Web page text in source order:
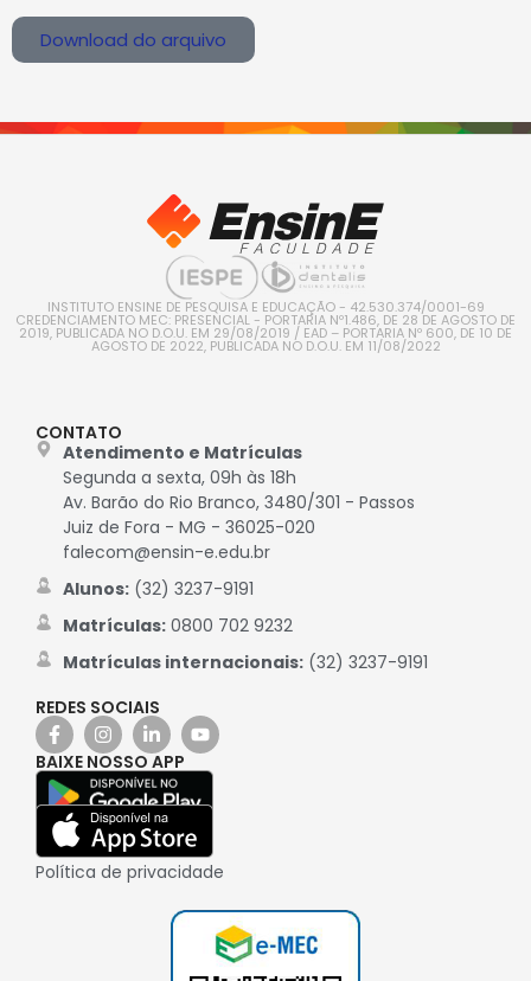
Download do arquivo
INSTITUTO ENSINE DE PESQUISA E EDUCAÇÃO - 42.530.374/0001-69
CREDENCIAMENTO MEC: PRESENCIAL - PORTARIA Nº1.486, DE 28 DE AGOSTO DE
2019, PUBLICADA NO D.O.U. EM 29/08/2019 / EAD – PORTARIA Nº 600, DE 10 DE
AGOSTO DE 2022, PUBLICADA NO D.O.U. EM 11/08/2022
CONTATO
Atendimento e Matrículas
Segunda a sexta, 09h às 18h
Av. Barão do Rio Branco, 3480/301 - Passos
Juiz de Fora - MG - 36025-020
falecom@ensin-e.edu.br
Alunos:(32) 3237-9191
Matrículas:0800 702 9232
Matrículas internacionais:(32) 3237-9191
REDES SOCIAIS
BAIXE NOSSO APP
Política de privacidade